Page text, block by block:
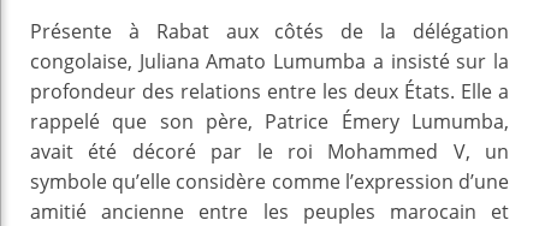
Présente à Rabat aux côtés de la délégation
congolaise, Juliana Amato Lumumba a insisté sur la
profondeur des relations entre les deux États. Elle a
rappelé que son père, Patrice Émery Lumumba,
avait été décoré par le roi Mohammed V, un
symbole qu’elle considère comme l’expression d’une
amitié ancienne entre les peuples marocain et